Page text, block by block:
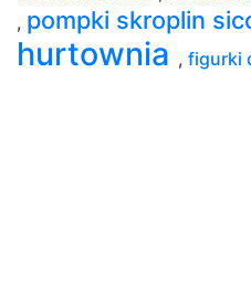
, pompki skroplin
hurtownia , figurki